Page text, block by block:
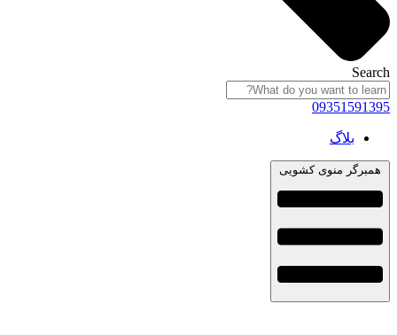
Search
09351591395
بلاگ
همبرگر منوی کشویی